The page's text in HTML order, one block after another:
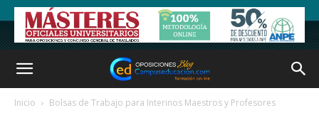
Inicio Bolsas de Trabajo para Interinos Maestros y Profesores